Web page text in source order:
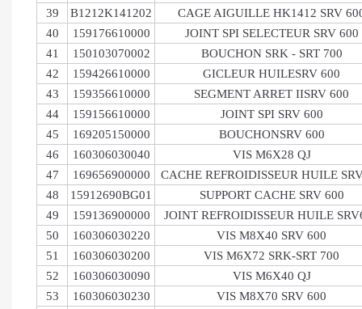
39
B1212K141202
CAGE AIGUILLE HK1412 SRV
40
159176610000
JOINT SPI SELECTEUR SRV 600
41
150103070002
BOUCHON SRK - SRT 700
42
159426610000
GICLEUR HUILESRV 600
43
159356610000
SEGMENT ARRET IISRV 600
44
159156610000
JOINT SPI SRV 600
45
169205150000
BOUCHONSRV 600
46
160306030040
VIS M6X28 QJ
47
169656900000
CACHE REFROIDISSEUR HUILE
48
15912690BG01
SUPPORT CACHE SRV 600
49
159136900000
JOINT REFROIDISSEUR HUILE
50
160306030220
VIS M8X40 SRV 600
51
160306030200
VIS M6X72 SRK-SRT 700
52
160306030090
VIS M6X40 QJ
53
160306030230
VIS M8X70 SRV 600